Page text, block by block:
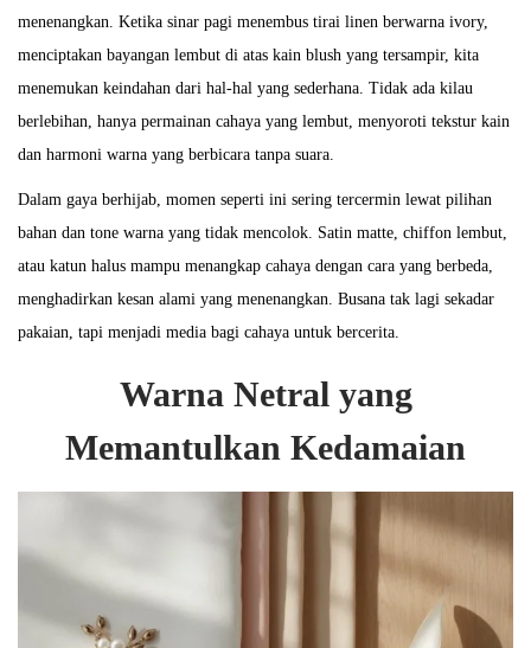
menenangkan. Ketika sinar pagi menembus tirai linen berwarna ivory,
menciptakan bayangan lembut di atas kain blush yang tersampir, kita
menemukan keindahan dari hal-hal yang sederhana. Tidak ada kilau
berlebihan, hanya permainan cahaya yang lembut, menyoroti tekstur kain
dan harmoni warna yang berbicara tanpa suara.
Dalam gaya berhijab, momen seperti ini sering tercermin lewat pilihan
bahan dan tone warna yang tidak mencolok. Satin matte, chiffon lembut,
atau katun halus mampu menangkap cahaya dengan cara yang berbeda,
menghadirkan kesan alami yang menenangkan. Busana tak lagi sekadar
pakaian, tapi menjadi media bagi cahaya untuk bercerita.
Warna Netral yang
Memantulkan Kedamaian